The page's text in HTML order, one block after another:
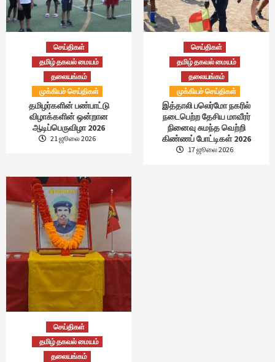
செய்திகள்
தமிழ் தகவல் மையம்
தலையங்கம்
முக்கியச் செய்திகள்
தமிழர்களின் பண்பாட்டு
விழாக்களின் ஒன்றான
ஆடிப்பெருவிழா 2026
21 ஜூலை 2026
செய்திகள்
தமிழ் தகவல் மையம்
தலையங்கம்
முக்கியச் செய்திகள்
இத்தாலி பலெர்மோ நகரில்
நடைபெற்ற தேசிய மாவீரர்
நினைவு சுமந்த வெற்றி
கிண்ணப் போட்டிகள் 2026
17 ஜூலை 2026
செய்திகள்
தமிழ் தகவல் மையம்
தலையங்கம்